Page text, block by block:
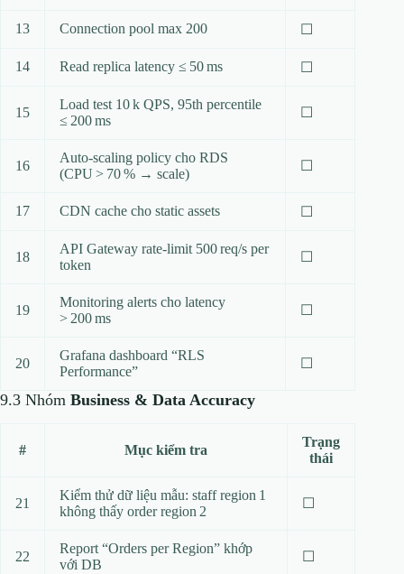
13 Connection pool max 200 ☐
14 Read replica latency ≤ 50 ms ☐
15
Load test 10 k QPS, 95th percentile
≤ 200 ms
☐
16
Auto‑scaling policy cho RDS
(CPU > 70 % → scale)
☐
17 CDN cache cho static assets ☐
18
API Gateway rate‑limit 500 req/s per
token
☐
19
Monitoring alerts cho latency
> 200 ms
☐
20
Grafana dashboard “RLS
Performance”
☐
9.3 Nhóm Business & Data Accuracy
# Mục kiểm tra
Trạng
thái
21
Kiểm thử dữ liệu mẫu: staff region 1
không thấy order region 2
☐
22
Report “Orders per Region” khớp
với DB
☐